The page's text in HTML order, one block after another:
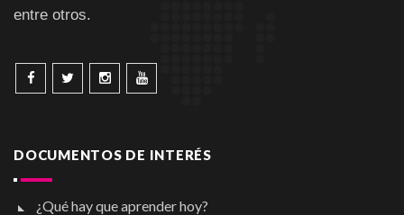
entre otros.
DOCUMENTOS DE INTERÉS
¿Qué hay que aprender hoy?